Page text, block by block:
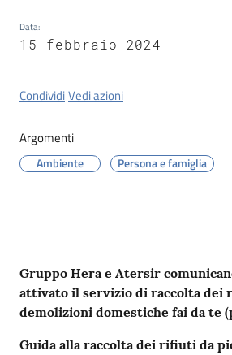
Prenotazioni
gli
Data:
15 febbraio 2024
CondividiVedi azioni
Argomenti
Ambiente Persona e famiglia
Contenuto
Gruppo Hera e Atersir
attivato il servizio di raccolta dei
demolizioni domestiche fai da te
Guida alla raccolta dei rifiuti da